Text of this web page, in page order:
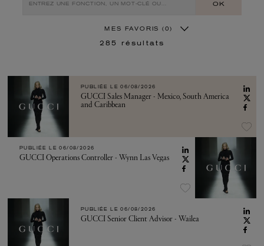
OK
MES FAVORIS (0)
285 résultats
PUBLIÉE LE 06/08/2026
GUCCI Sales Manager - Mexico, South America
and Caribbean
PUBLIÉE LE 06/08/2026
GUCCI Operations Controller - Wynn Las Vegas
PUBLIÉE LE 06/08/2026
GUCCI Senior Client Advisor - Wailea